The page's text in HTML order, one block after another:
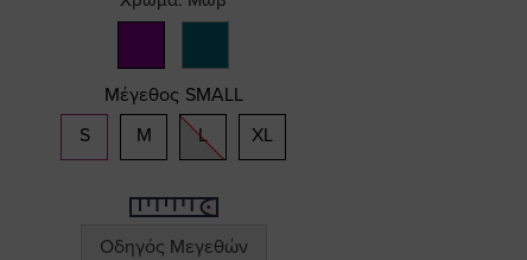
Μέγεθος SMALL
S
M L XL
Οδηγός Μεγεθών